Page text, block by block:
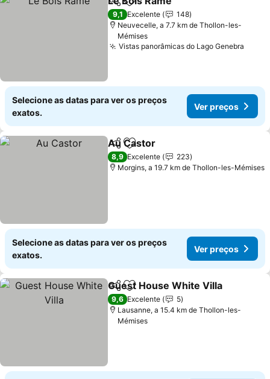
PartilharAdicionar aos favoritos
9,1 Excelente
148
Neuvecelle, a 7.7 km de Thollon-les-
Mémises
Vistas panorâmicas do Lago Genebra
Selecione as datas para ver os preços
exatos.
Ver preços
PartilharAdicionar aos favoritos
Au Castor
8,9 Excelente
223
Morgins, a 19.7 km de Thollon-les-Mémises
Selecione as datas para ver os preços
exatos.
Ver preços
PartilharAdicionar aos favoritos
Guest House White Villa
9,6 Excelente
5
Lausanne, a 15.4 km de Thollon-les-
Mémises